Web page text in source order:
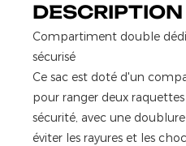
Compartiment double
sécurisé
Ce sac est doté d'un
pour ranger deux
sécurité, avec une
éviter les rayures et les